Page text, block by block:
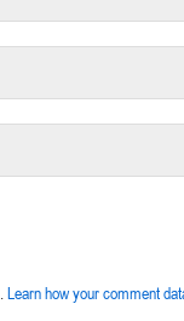
Learn how your comment